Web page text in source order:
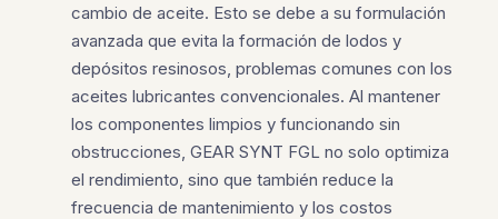
cambio de aceite. Esto se debe a su formulación
avanzada que evita la formación de lodos y
depósitos resinosos, problemas comunes con los
aceites lubricantes convencionales. Al mantener
los componentes limpios y funcionando sin
obstrucciones, GEAR SYNT FGL no solo optimiza
el rendimiento, sino que también reduce la
frecuencia de mantenimiento y los costos